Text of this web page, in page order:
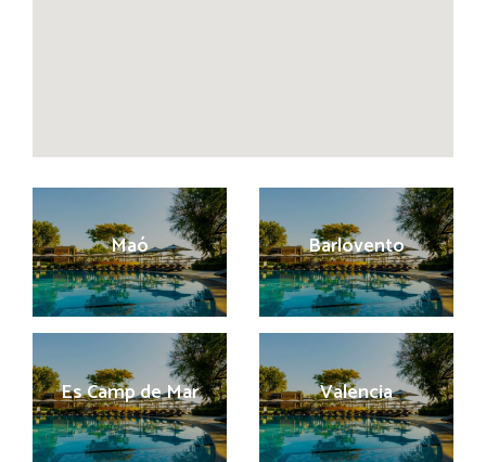
Maó Barlovento
Es Camp de Mar Valencia